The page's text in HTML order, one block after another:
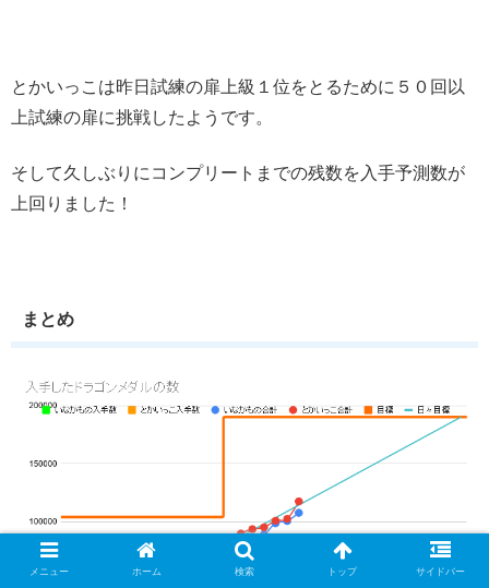
とかいっこは昨日試練の扉上級１位をとるために５０回以
上試練の扉に挑戦したようです。
そして久しぶりにコンプリートまでの残数を入手予測数が
上回りました！
まとめ
メニュー ホーム 検索 トップ サイドバー